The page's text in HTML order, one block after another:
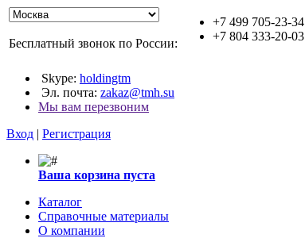
+7 499 705-23-34
+7 804 333-20-03
Бесплатный звонок по России:
Skype: holdingtm
Эл. почта: zakaz@tmh.su
Мы вам перезвоним
Вход | Регистрация
Ваша корзина пуста
Каталог
Справочные материалы
О компании